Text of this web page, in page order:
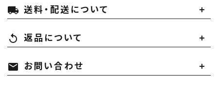
local_shipping 送料・配送について
replay 返品について
mail お問い合わせ